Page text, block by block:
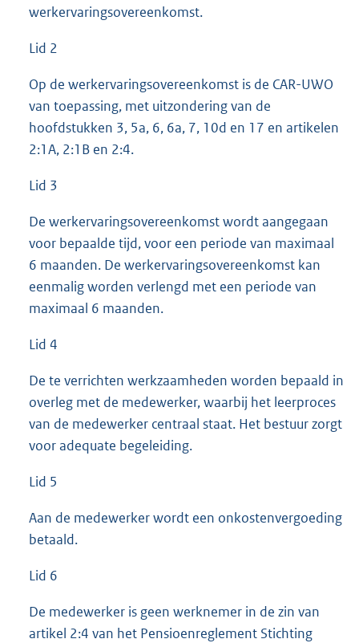
werkervaringsovereenkomst.
Lid 2
Op de werkervaringsovereenkomst is de CAR-UWO
van toepassing, met uitzondering van de
hoofdstukken 3, 5a, 6, 6a, 7, 10d en 17 en artikelen
2:1A, 2:1B en 2:4.
Lid 3
De werkervaringsovereenkomst wordt aangegaan
voor bepaalde tijd, voor een periode van maximaal
6 maanden. De werkervaringsovereenkomst kan
eenmalig worden verlengd met een periode van
maximaal 6 maanden.
Lid 4
De te verrichten werkzaamheden worden bepaald in
overleg met de medewerker, waarbij het leerproces
van de medewerker centraal staat. Het bestuur zorgt
voor adequate begeleiding.
Lid 5
Aan de medewerker wordt een onkostenvergoeding
betaald.
Lid 6
De medewerker is geen werknemer in de zin van
artikel 2:4 van het Pensioenreglement Stichting